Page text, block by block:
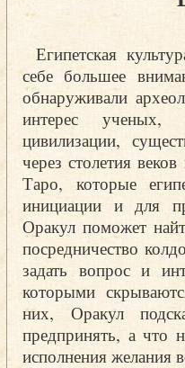
Египетская
себе большее
обнаруживали
интерес ученых,
цивилизации,
через столетия
Таро, которые
инициации и для
Оракул поможет
посредничество
задать вопрос и
которыми
них, Оракул
предпринять, а что
исполнения желания